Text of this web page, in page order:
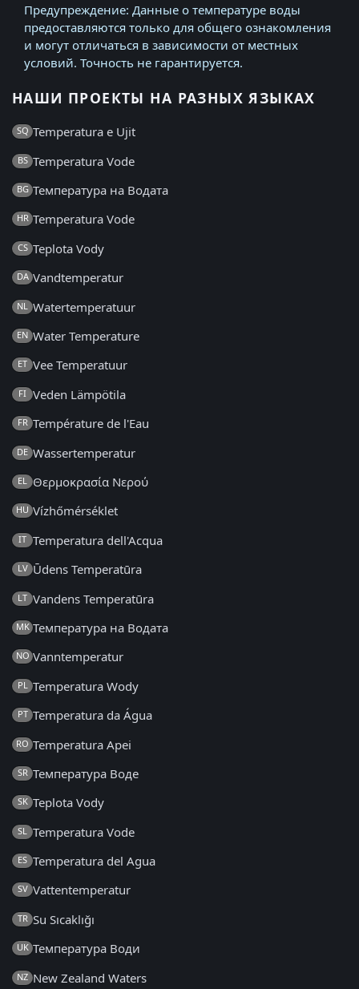
Предупреждение: Данные о температуре воды
предоставляются только для общего ознакомления
и могут отличаться в зависимости от местных
условий. Точность не гарантируется.
НАШИ ПРОЕКТЫ НА РАЗНЫХ ЯЗЫКАХ
SQ Temperatura e Ujit
BS Temperatura Vode
BG Температура на Водата
HR Temperatura Vode
CS Teplota Vody
DA Vandtemperatur
NL Watertemperatuur
EN Water Temperature
ET Vee Temperatuur
FI Veden Lämpötila
FR Température de l'Eau
DE Wassertemperatur
EL Θερμοκρασία Νερού
HU Vízhőmérséklet
IT Temperatura dell'Acqua
LV Ūdens Temperatūra
LT Vandens Temperatūra
MK Температура на Водата
NO Vanntemperatur
PL Temperatura Wody
PT Temperatura da Água
RO Temperatura Apei
SR Температура Воде
SK Teplota Vody
SL Temperatura Vode
ES Temperatura del Agua
SV Vattentemperatur
TR Su Sıcaklığı
UK Температура Води
NZ New Zealand Waters